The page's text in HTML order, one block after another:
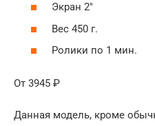
Экран 2″
Вес 450 г.
Ролики по 1 мин.
От 3945 ₽
Данная модель, кроме